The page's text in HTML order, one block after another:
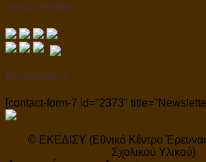
Social Media
Newsletters
[contact-form-7 id="2373"
© ΕΚΕΔΙΣΥ (Εθνικό Κέντρο
Σχολικού Υλικού)